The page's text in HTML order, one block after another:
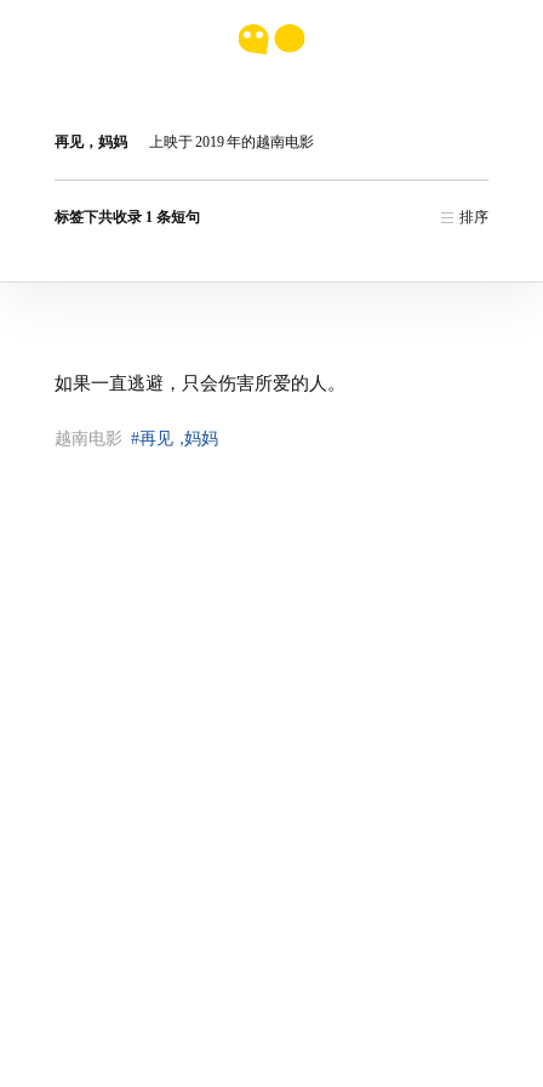
再见，妈妈 上映于2019年的越南电影
标签下共收录 1 条短句 排序
如果一直逃避，只会伤害所爱的人。
越南电影 #再见 ，妈妈